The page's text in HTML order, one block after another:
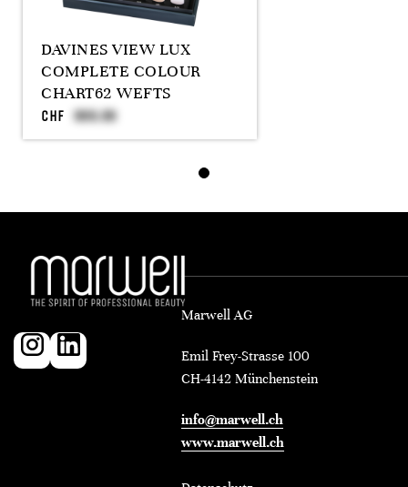
DAVINES VIEW LUX
COMPLETE COLOUR
CHART62 WEFTS
CHF
Marwell AG
Emil Frey-Strasse 100
CH-4142 Münchenstein
info@marwell.ch
www.marwell.ch